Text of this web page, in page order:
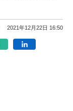
2021年12月22日 16:50